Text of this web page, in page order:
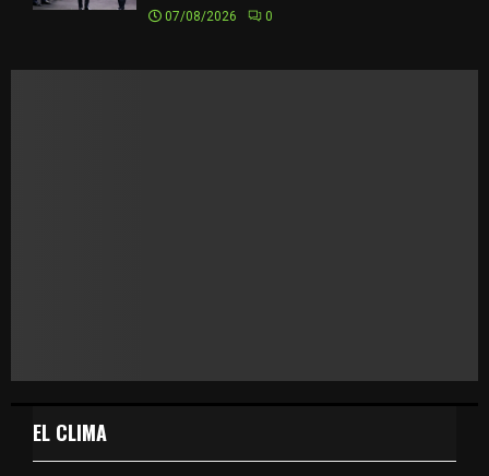
07/08/2026 0
EL CLIMA